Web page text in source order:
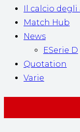
Il calcio degli
Match Hub
News
ESerie D
Quotation
Varie